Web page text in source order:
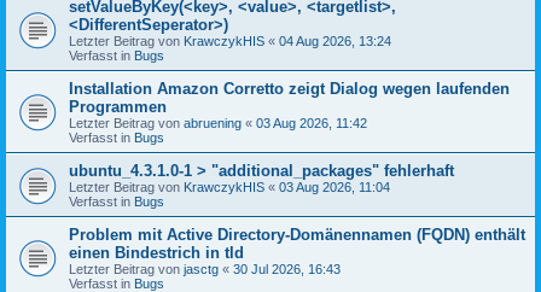
setValueByKey(<key>, <value>, <targetlist>,
<DifferentSeperator>)
Letzter Beitrag von KrawczykHIS « 04 Aug 2026, 13:24
Verfasst in Bugs
Installation Amazon Corretto zeigt Dialog wegen laufenden
Programmen
Letzter Beitrag von abruening « 03 Aug 2026, 11:42
Verfasst in Bugs
ubuntu_4.3.1.0-1 > "additional_packages" fehlerhaft
Letzter Beitrag von KrawczykHIS « 03 Aug 2026, 11:04
Verfasst in Bugs
Problem mit Active Directory-Domänennamen (FQDN) enthält
einen Bindestrich in tld
Letzter Beitrag von jasctg « 30 Jul 2026, 16:43
Verfasst in Bugs